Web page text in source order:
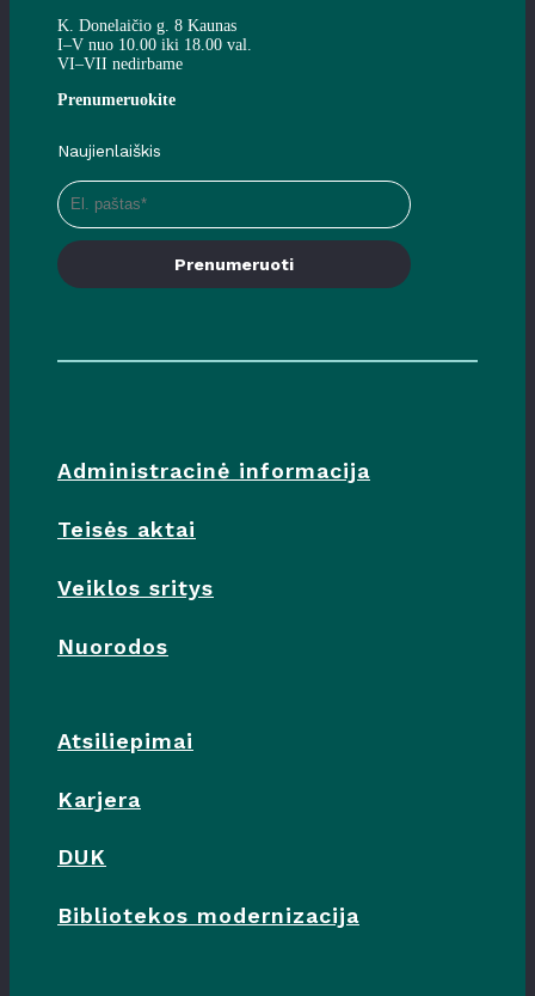
K. Donelaičio g. 8 Kaunas
I–V nuo 10.00 iki 18.00 val.
VI–VII nedirbame
Prenumeruokite
Naujienlaiškis
Prenumeruoti
Administracinė informacija
Teisės aktai
Veiklos sritys
Nuorodos
Atsiliepimai
Karjera
DUK
Bibliotekos modernizacija